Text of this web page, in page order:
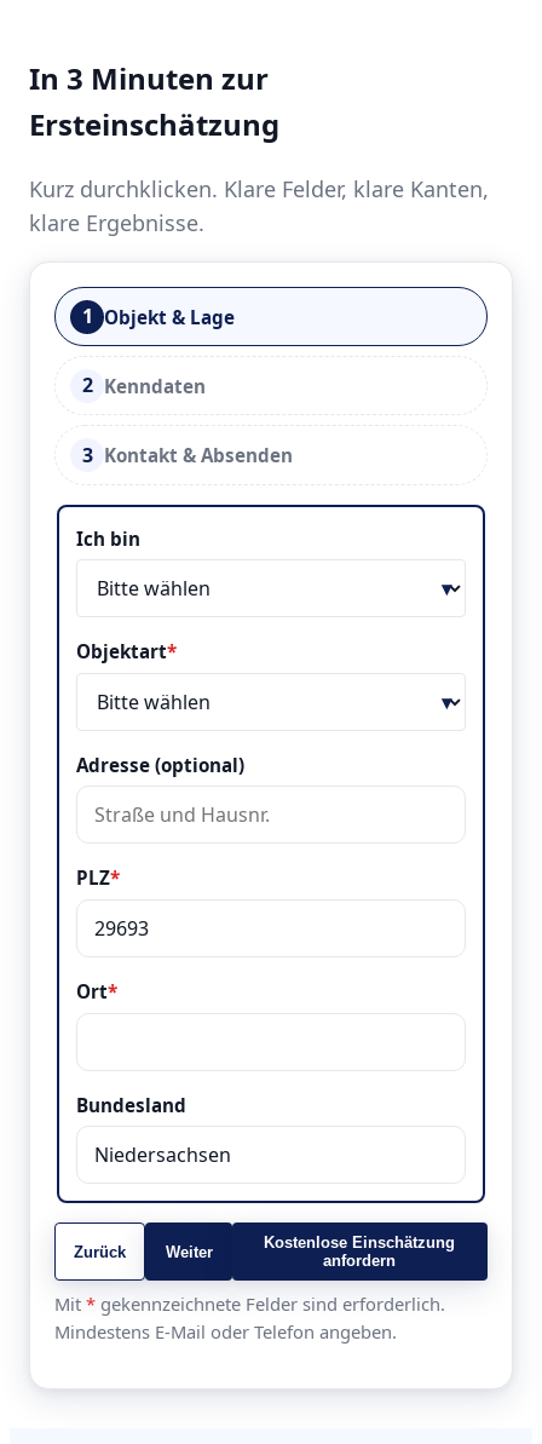
In 3 Minuten zur
Ersteinschätzung
Kurz durchklicken. Klare Felder, klare Kanten,
klare Ergebnisse.
1 Objekt & Lage
2 Kenndaten
3 Kontakt & Absenden
Objekt & Lage
Ich bin
Objektart*
Adresse (optional)
PLZ*
Ort*
Bundesland
Zurück Weiter
Kostenlose Einschätzung
anfordern
Mit * gekennzeichnete Felder sind erforderlich.
Mindestens E-Mail oder Telefon angeben.